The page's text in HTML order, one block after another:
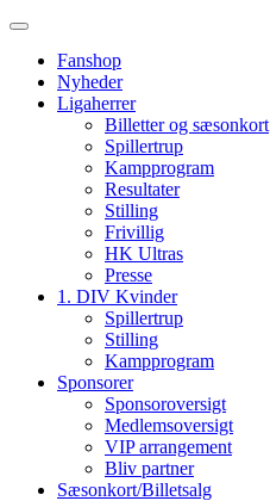
Fanshop
Nyheder
Ligaherrer
Billetter og sæsonkort
Spillertrup
Kampprogram
Resultater
Stilling
Frivillig
HK Ultras
Presse
1. DIV Kvinder
Spillertrup
Stilling
Kampprogram
Sponsorer
Sponsoroversigt
Medlemsoversigt
VIP arrangement
Bliv partner
Sæsonkort/Billetsalg